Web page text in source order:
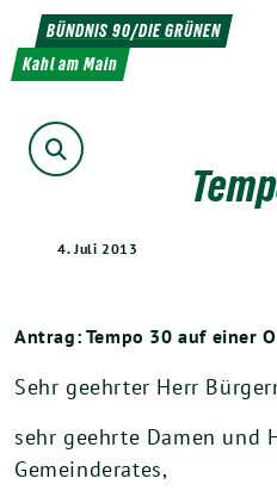
Weiter
zum
Inhalt
BÜNDNIS 90/DIE GRÜNEN
Kahl am Main
Suche
4. Juli 2013
Antrag: Tempo 30 auf einer
Sehr geehrter Herr
sehr geehrte Damen und
Gemeinderates,